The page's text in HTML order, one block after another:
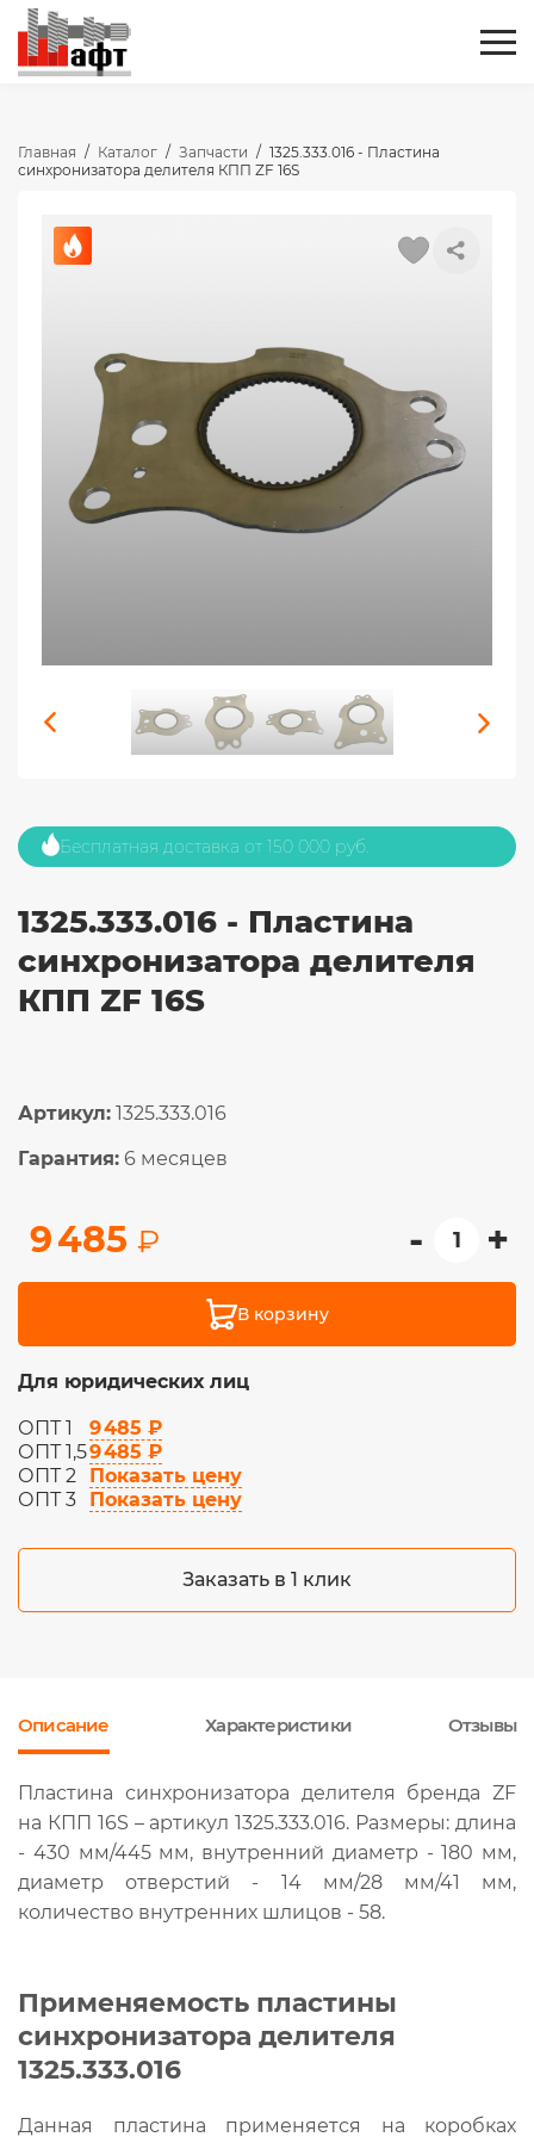
Главная / Каталог / Запчасти / 1325.333.016 - Пластина
синхронизатора делителя КПП ZF 16S
Бесплатная доставка от 150 000 руб.
1325.333.016 - Пластина
синхронизатора делителя
КПП ZF 16S
Артикул: 1325.333.016
Гарантия: 6 месяцев
9 485 ₽ - +
В корзину
Для юридических лиц
ОПТ 1
9 485 ₽
ОПТ 1,59 485 ₽
ОПТ 2
Показать цену
ОПТ 3
Показать цену
Заказать в 1 клик
Описание Характеристики Отзывы
Пластина синхронизатора делителя бренда ZF
на КПП 16S – артикул 1325.333.016. Размеры: длина
- 430 мм/445 мм, внутренний диаметр - 180 мм,
диаметр отверстий - 14 мм/28 мм/41 мм,
количество внутренних шлицов - 58.
Применяемость пластины
синхронизатора делителя
1325.333.016
Данная пластина применяется на коробках